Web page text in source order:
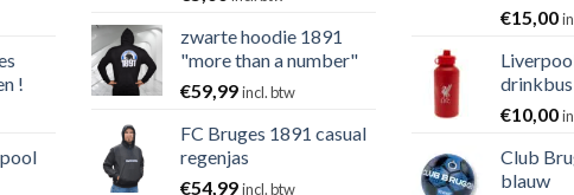
!
zwarte hoodie 1891
"more than a number"
€59,99incl. btw
FC Bruges 1891 casual
regenjas
€54,99incl. btw
€15,00
€10,00
Club
blauw